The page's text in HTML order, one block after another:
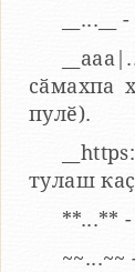
сӑмахпа
пулӗ).
тулаш
**...**